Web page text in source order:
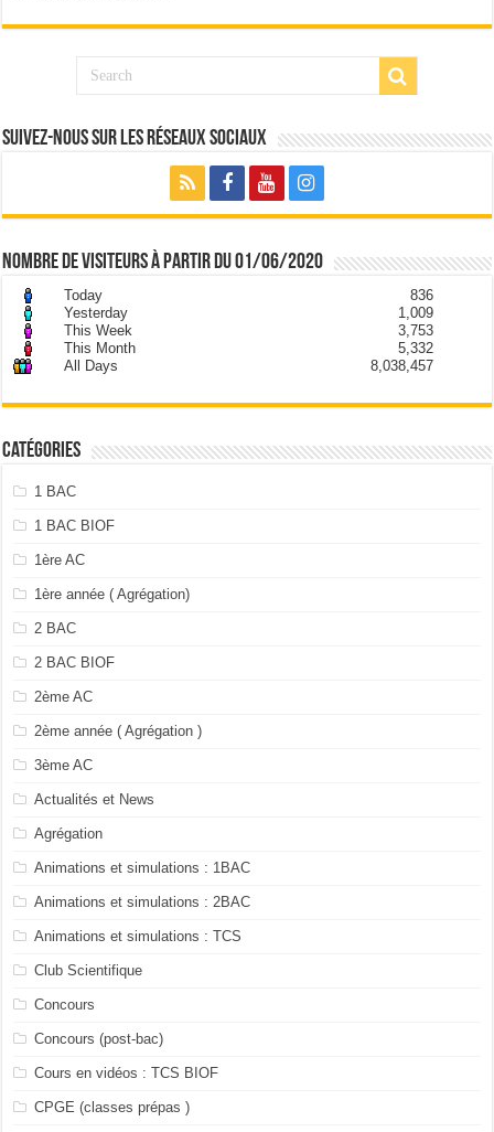
Suivez-nous sur les Réseaux Sociaux
nombre de visiteurs à partir du 01/06/2020
Today
836
Yesterday
1,009
This Week
3,753
This Month
5,332
All Days
8,038,457
Catégories
1 BAC
1 BAC BIOF
1ère AC
1ère année ( Agrégation)
2 BAC
2 BAC BIOF
2ème AC
2ème année ( Agrégation )
3ème AC
Actualités et News
Agrégation
Animations et simulations : 1BAC
Animations et simulations : 2BAC
Animations et simulations : TCS
Club Scientifique
Concours
Concours (post-bac)
Cours en vidéos : TCS BIOF
CPGE (classes prépas )